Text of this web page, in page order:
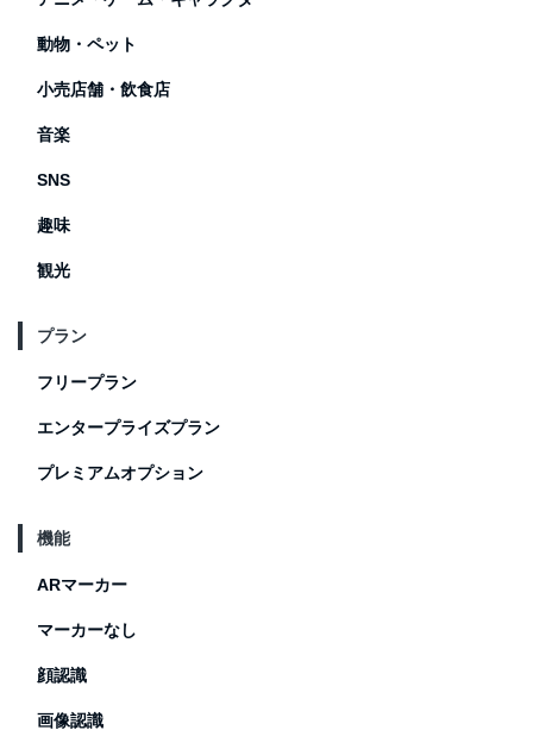
動物・ペット
小売店舗・飲食店
音楽
SNS
趣味
観光
プラン
フリープラン
エンタープライズプラン
プレミアムオプション
機能
ARマーカー
マーカーなし
顔認識
画像認識